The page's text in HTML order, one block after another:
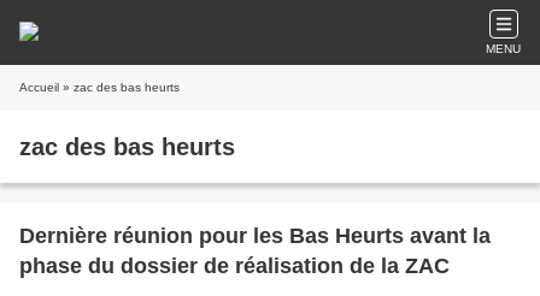
MENU
Accueil » zac des bas heurts
zac des bas heurts
Dernière réunion pour les Bas Heurts avant la
phase du dossier de réalisation de la ZAC